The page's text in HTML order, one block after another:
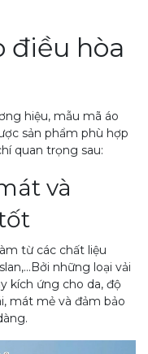
điều hòa
hiệu, mẫu mã áo
sản phẩm phù hợp
quan trọng sau:
và
từ các chất liệu
những loại vải
kích ứng cho da, độ
mát mẻ và đảm bảo